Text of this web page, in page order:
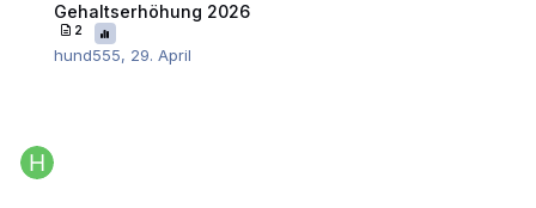
Gehaltserhöhung 2026
2
hund555, 29. April